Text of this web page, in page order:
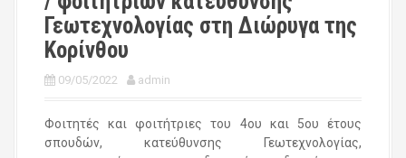
Γεωτεχνολογίας στη Διώρυγα της
Κορίνθου
09/05/2022 admin
Φοιτητές και φοιτήτριες του 4ου και 5ου έτους
σπουδών, κατεύθυνσης Γεωτεχνολογίας,